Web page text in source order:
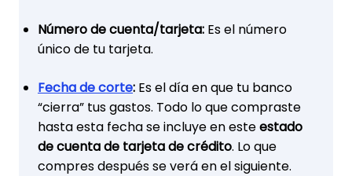
Número de cuenta/tarjeta: Es el número
único de tu tarjeta.
Fecha de corte: Es el día en que tu banco
“cierra” tus gastos. Todo lo que compraste
hasta esta fecha se incluye en esteestado
de cuenta de tarjeta de crédito. Lo que
compres después se verá en el siguiente.